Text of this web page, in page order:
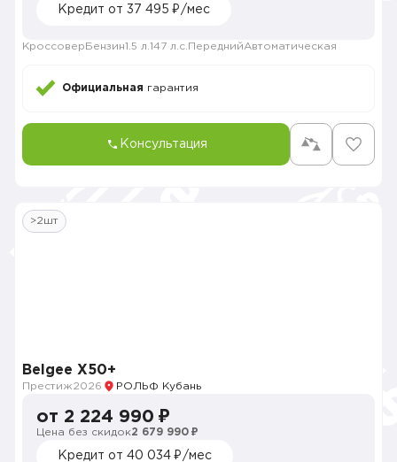
Кредит от 37 495 ₽/мес
Кроссовер Бензин1.5 л. 147 л.с. ПереднийАвтоматическая
Официальная гарантия
Консультация
>2шт
Belgee X50+
Престиж2026 РОЛЬФ Кубань
от 2 224 990 ₽
Цена без скидок2 679 990 ₽
Кредит от 40 034 ₽/мес